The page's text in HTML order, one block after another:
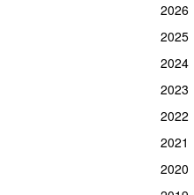
2026
2025
2024
2023
2022
2021
2020